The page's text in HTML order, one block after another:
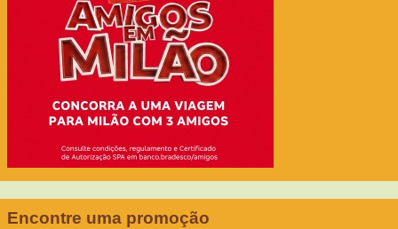
Encontre uma promoção